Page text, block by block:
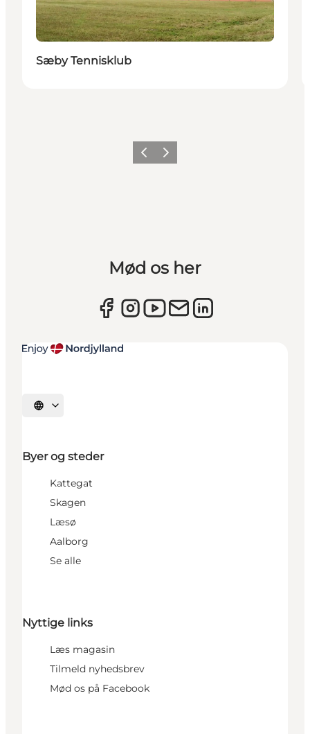
Sæby Tennisklub
ForrigeNæste
Mød os her
Vælg sprog
Byer og steder
Kattegat
Skagen
Læsø
Aalborg
Se alle
Nyttige links
Læs magasin
Tilmeld nyhedsbrev
Mød os på Facebook